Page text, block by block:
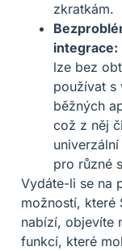
zkratkám.
integrace:
lze bez
používat s
běžných
což z něj
pro různé
Vydáte-li se na
možností, které
nabízí, objevíte
funkcí, které